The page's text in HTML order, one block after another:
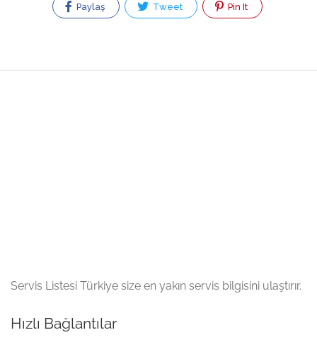
Paylaş Tweet Pin It
Servis Listesi Türkiye size en yakın servis bilgisini ulaştırır.
Hızlı Bağlantılar